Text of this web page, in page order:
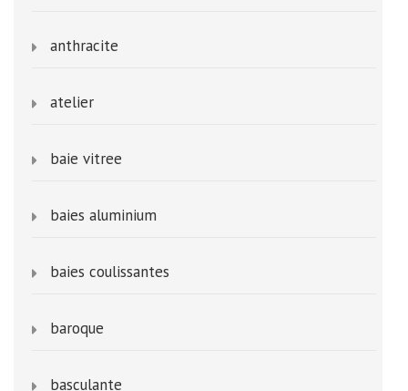
anthracite
atelier
baie vitree
baies aluminium
baies coulissantes
baroque
basculante